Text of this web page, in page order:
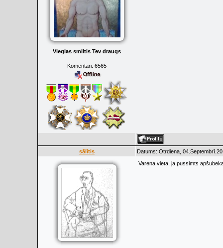
Vieglas smiltis Tev draugs
Komentāri: 6565
sālītis Datums: Otrdiena,
Varena vieta, ja pussimts